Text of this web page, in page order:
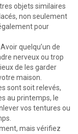
objets similaires
non seulement
pour
quelqu’un de
nerveux ou trop
de les garder
maison.
sont soit relevés,
au printemps, le
vos tentures ou
mais vérifiez